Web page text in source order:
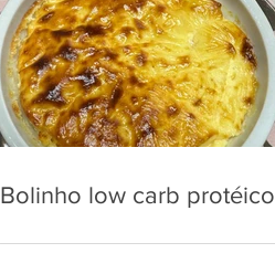
Bolinho low carb protéico